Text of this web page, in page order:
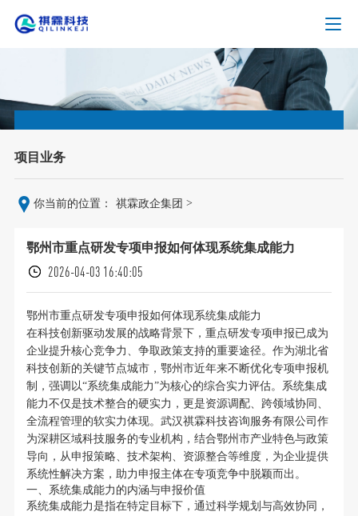
项目业务
你当前的位置： 祺霖政企集团 >
鄂州市重点研发专项申报如何体现系统集成能力
2026-04-03 16:40:05
鄂州市重点研发专项申报如何体现系统集成能力
在科技创新驱动发展的战略背景下，重点研发专项申报已成为
企业提升核心竞争力、争取政策支持的重要途径。作为湖北省
科技创新的关键节点城市，鄂州市近年来不断优化专项申报机
制，强调以“系统集成能力”为核心的综合实力评估。系统集成
能力不仅是技术整合的硬实力，更是资源调配、跨领域协同、
全流程管理的软实力体现。武汉祺霖科技咨询服务有限公司作
为深耕区域科技服务的专业机构，结合鄂州市产业特色与政策
导向，从申报策略、技术架构、资源整合等维度，为企业提供
系统性解决方案，助力申报主体在专项竞争中脱颖而出。
一、系统集成能力的内涵与申报价值
系统集成能力是指在特定目标下，通过科学规划与高效协同，